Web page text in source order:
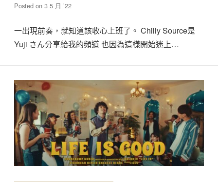
Posted on3 5 月 ’22
一出現前奏，就知道該收心上班了。 Chilly Source是
Yuji さん分享給我的頻道 也因為這樣開始迷上…